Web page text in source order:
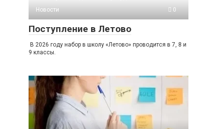
Новости
0
Поступление в Летово
В 2026 году набор в школу «Летово» проводится в 7, 8 и
9 классы.